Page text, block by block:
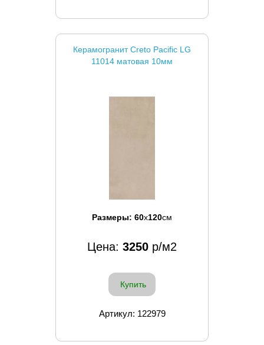
Керамогранит Creto Pacific LG
11014 матовая 10мм
Размеры: 60x120см
Цена: 3250 р/м2
Купить
Артикул: 122979